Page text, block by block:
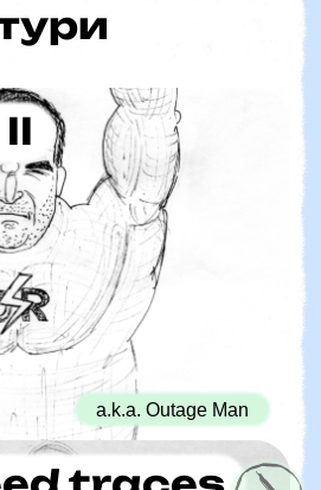
a.k.a. Outage Man